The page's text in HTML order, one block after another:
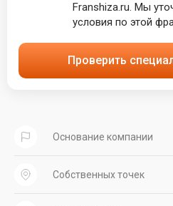
Franshiza.ru. Мы
условия по этой
Проверить
Основание компании
Собственных точек